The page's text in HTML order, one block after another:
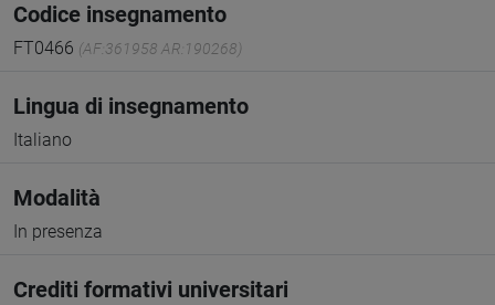
Codice insegnamento
FT0466 (AF:361958 AR:190268)
Lingua di insegnamento
Italiano
Modalità
In presenza
Crediti formativi universitari